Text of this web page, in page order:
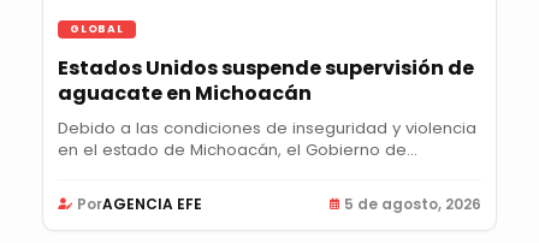
GLOBAL
Estados Unidos suspende supervisión de
aguacate en Michoacán
Debido a las condiciones de inseguridad y violencia
en el estado de Michoacán, el Gobierno de...
PorAGENCIA EFE 5 de agosto, 2026